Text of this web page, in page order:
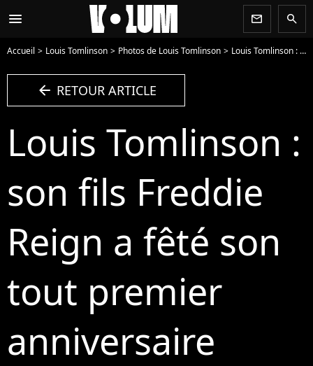
menu newsletter search
Accueil Louis Tomlinson Photos de Louis Tomlinson Louis Tomlinson : son fils Freddie Reign a fêté son tout premier anniversaire - Photo
arrow_left RETOUR ARTICLE
Louis Tomlinson :
son fils Freddie
Reign a fêté son
tout premier
anniversaire